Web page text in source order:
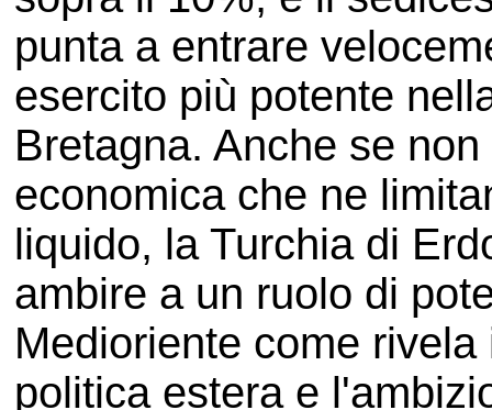
punta a entrare
esercito più potente
Bretagna. Anche se
economica che ne
liquido, la Turchia di
ambire a un ruolo di
Medioriente come
politica estera e